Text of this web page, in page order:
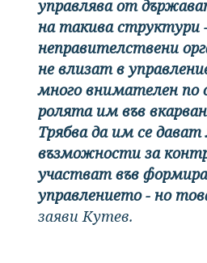
управлява от
на такива структури
неправителствени
не влизат в
много внимателен по
ролята им във
Трябва да им се дават
възможности за
участват във
управлението - но
заяви Кутев.